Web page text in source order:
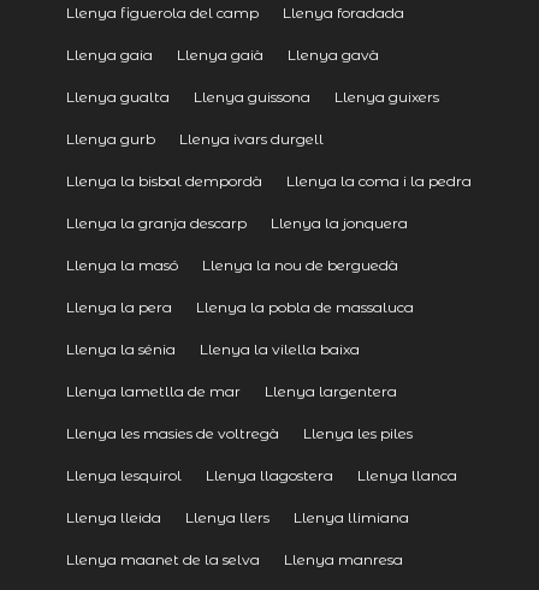
Llenya figuerola del camp Llenya foradada
Llenya gaia Llenya gaià Llenya gavà
Llenya gualta Llenya guissona Llenya guixers
Llenya gurb Llenya ivars durgell
Llenya la bisbal dempordà Llenya la coma i la pedra
Llenya la granja descarp Llenya la jonquera
Llenya la masó Llenya la nou de berguedà
Llenya la pera Llenya la pobla de massaluca
Llenya la sénia Llenya la vilella baixa
Llenya lametlla de mar Llenya largentera
Llenya les masies de voltregà Llenya les piles
Llenya lesquirol Llenya llagostera Llenya llanca
Llenya lleida Llenya llers Llenya llimiana
Llenya maanet de la selva Llenya manresa